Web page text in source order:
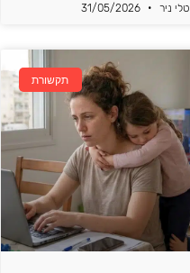
טלי ניר 31/05/2026
תקשורת